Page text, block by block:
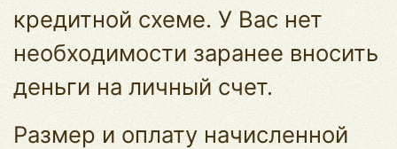
кредитной схеме. У Вас нет
необходимости заранее вносить
деньги на личный счет.
Размер и оплату начисленной